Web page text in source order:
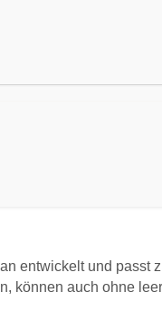
entwickelt und passt
können auch ohne